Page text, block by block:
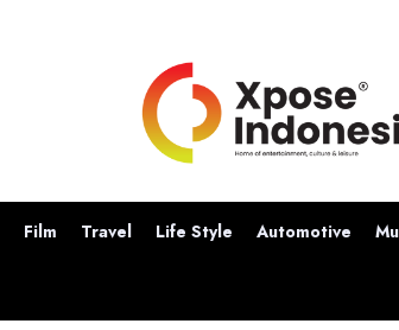
Film Travel Life Style Automotive